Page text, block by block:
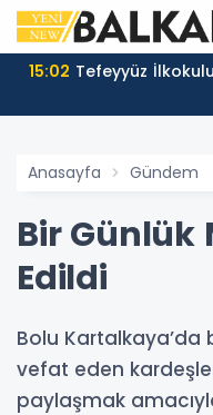
15:02 Tefeyyüz
Anasayfa Gündem
Bir Günlük
Edildi
Bolu Kartalkaya’da
vefat eden
paylaşmak